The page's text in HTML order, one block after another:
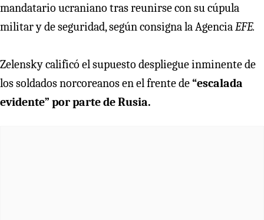
mandatario ucraniano tras reunirse con su cúpula
militar y de seguridad, según consigna la AgenciaEFE.
Zelensky calificó el supuesto despliegue inminente de
los soldados norcoreanos en el frente de“escalada
evidente” por parte de Rusia.